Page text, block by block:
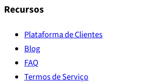
Recursos
Plataforma de Clientes
Blog
FAQ
Termos de Serviço